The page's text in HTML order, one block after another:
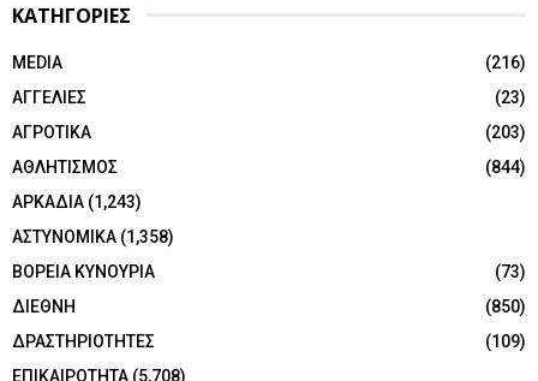
ΚΑΤΗΓΟΡΙΕΣ
MEDIA
(216)
ΑΓΓΕΛΙΕΣ
(23)
ΑΓΡΟΤΙΚΑ
(203)
ΑΘΛΗΤΙΣΜΟΣ
(844)
ΑΡΚΑΔΙΑ (1,243)
ΑΣΤΥΝΟΜΙΚΑ (1,358)
ΒΟΡΕΙΑ ΚΥΝΟΥΡΙΑ
(73)
ΔΙΕΘΝΗ
(850)
ΔΡΑΣΤΗΡΙΟΤΗΤΕΣ
(109)
ΕΠΙΚΑΙΡΟΤΗΤΑ (5,708)